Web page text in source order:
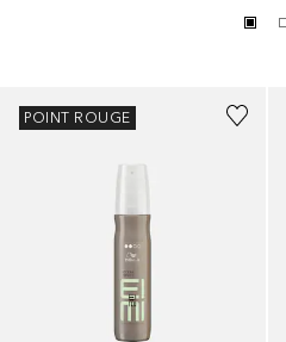
POINT ROUGE